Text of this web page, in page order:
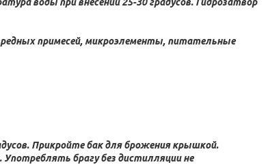
примесей, микроэлементы, питательные
Прикройте бак для брожения крышкой.
брагу без дистилляции не